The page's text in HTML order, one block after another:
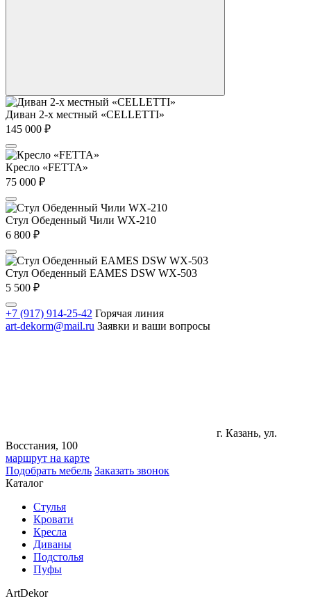
Диван 2-х местный «CELLETTI»
145 000 ₽
Кресло «FETTA»
75 000 ₽
Стул Обеденный Чили WX-210
6 800 ₽
Стул Обеденный EAMES DSW WX-503
5 500 ₽
+7 (917) 914-25-42 Горячая линия
art-dekorm@mail.ru Заявки и ваши вопросы
г. Казань, ул.
Восстания, 100
маршрут на карте
Подобрать мебель Заказать звонок
Каталог
Стулья
Кровати
Кресла
Диваны
Подстолья
Пуфы
ArtDekor